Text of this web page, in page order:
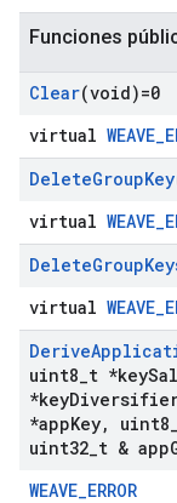
Funciones
Clear(void)=0
virtual
DeleteGroupKey
virtual
DeleteGroup
virtual
Derive
uint8 t *key
*key
*appKey, uint8
uint32 t & app
WEAVE_ERROR